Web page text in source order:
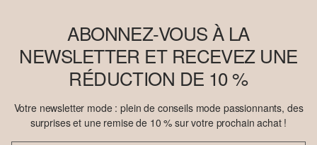
ABONNEZ-VOUS À LA
NEWSLETTER ET RECEVEZ UNE
RÉDUCTION DE 10 %
Votre newsletter mode : plein de conseils mode passionnants, des
surprises et une remise de 10 % sur votre prochain achat !